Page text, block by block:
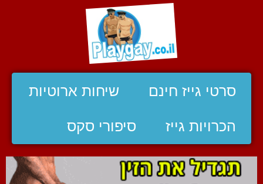
סרטי גייז חינם שיחות ארוטיות
הכרויות גייז סיפורי סקס